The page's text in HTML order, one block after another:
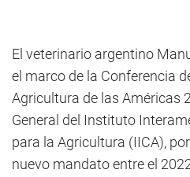
El veterinario argentino
el marco de la Conferencia
Agricultura de las Américas
General del Instituto
para la Agricultura (IICA),
nuevo mandato entre el